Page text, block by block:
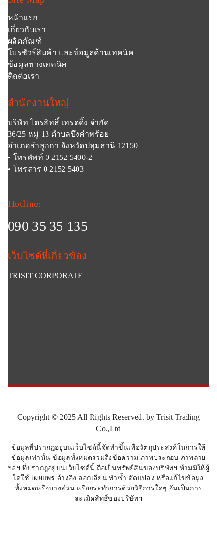
หน้าแรก
เกี่ยวกับเรา
ผลิตภัณฑ์
โบรชัวร์สินค้า และข้อมูลด้านเทคนิค
ข้อมูลทางเทคนิค
ติดต่อเรา
สำนักงานใหญ่
บริษัท ไตรสิทธิ์ เทรดดิ้ง จำกัด
36/25 หมู่ 13 ตำบลบึงคำพร้อย
อำเภอลำลูกกา จังหวัดปทุมธานี 12150
• โทรศัพท์ 0 2152 5400-2
• โทรสาร 0 2152 5403
Hotline:
090 35 35 135
เว็บไซด์ที่เกี่ยวข้อง
TRISIT CORPORATE
Copyright © 2025 All Rights Reserved. by Trisit Trading
Co.,Ltd
ข้อมูลที่ปรากฎอยู่บนเว็บไซด์นี้จัดทำขึ้นเพื่อวัตถุประสงค์ในการให้
ข้อมูลเท่านั้น ข้อมูลทั้งหมดรวมถึงข้อความ ภาพประกอบ ภาพถ่าย
ฯลฯ ที่ปรากฎอยู่บนเว็บไซด์นี้ ถือเป็นทรัพย์สินของบริษัทฯ ห้ามมิให้ผู้
ใดใช้ เผยแพร่ อ้างอิง ลอกเลียน ทำซ้ำ ดัดแปลง หรือแก้ไขข้อมูล
ทั้งหมดหรือบางส่วน หรือกระทำการด้วยวิธีการใดๆ อันเป็นการ
ละเมิดสิทธิ์ของบริษัทฯ